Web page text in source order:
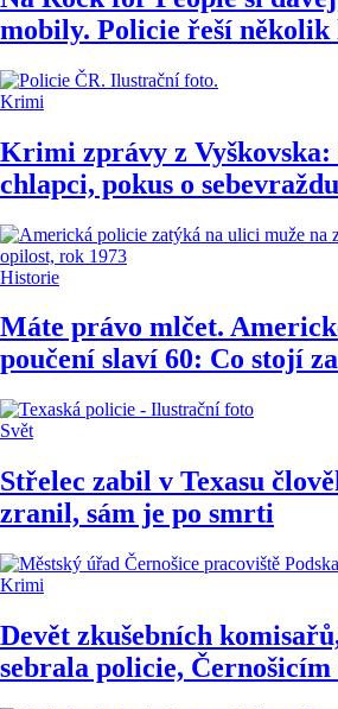
mobily. Policie řeší několik
Krimi
Krimi zprávy z Vyškovska:
chlapci, pokus o
Historie
Máte právo mlčet.
poučení slaví 60: Co stojí
Svět
Střelec zabil v Texasu
zranil, sám je po smrti
Krimi
Devět zkušebních
sebrala policie, Černošicím